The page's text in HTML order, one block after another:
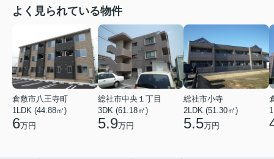
よく見られている物件
倉敷市八王寺町
1LDK (44.88㎡)
6万円
総社市中央１丁目
3DK (61.18㎡)
5.9万円
総社市小寺
2LDK (51.30㎡)
5.5万円